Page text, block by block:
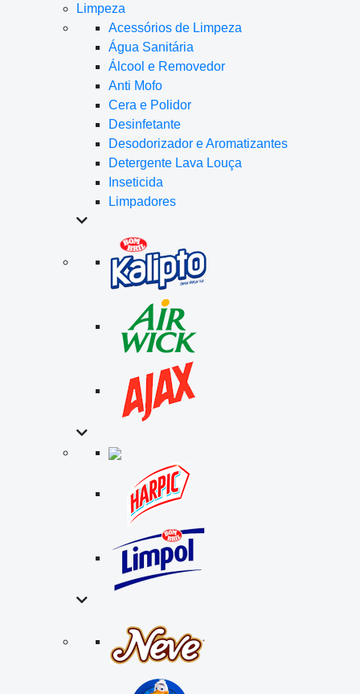
Limpeza
Acessórios de Limpeza
Água Sanitária
Álcool e Removedor
Anti Mofo
Cera e Polidor
Desinfetante
Desodorizador e Aromatizantes
Detergente Lava Louça
Inseticida
Limpadores